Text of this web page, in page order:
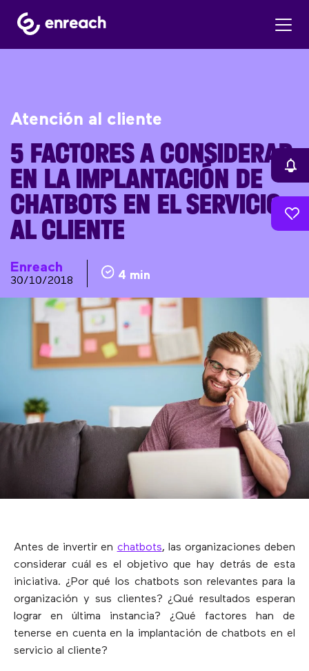
Atención al cliente
5 FACTORES A CONSIDERAR
EN LA IMPLANTACIÓN DE
CHATBOTS EN EL SERVICIO
AL CLIENTE
Enreach
30/10/2018 4 min
Antes de invertir en chatbots, las organizaciones deben
considerar cuál es el objetivo que hay detrás de esta
iniciativa. ¿Por qué los chatbots son relevantes para la
organización y sus clientes? ¿Qué resultados esperan
lograr en última instancia? ¿Qué factores han de
tenerse en cuenta en la implantación de chatbots en el
servicio al cliente?